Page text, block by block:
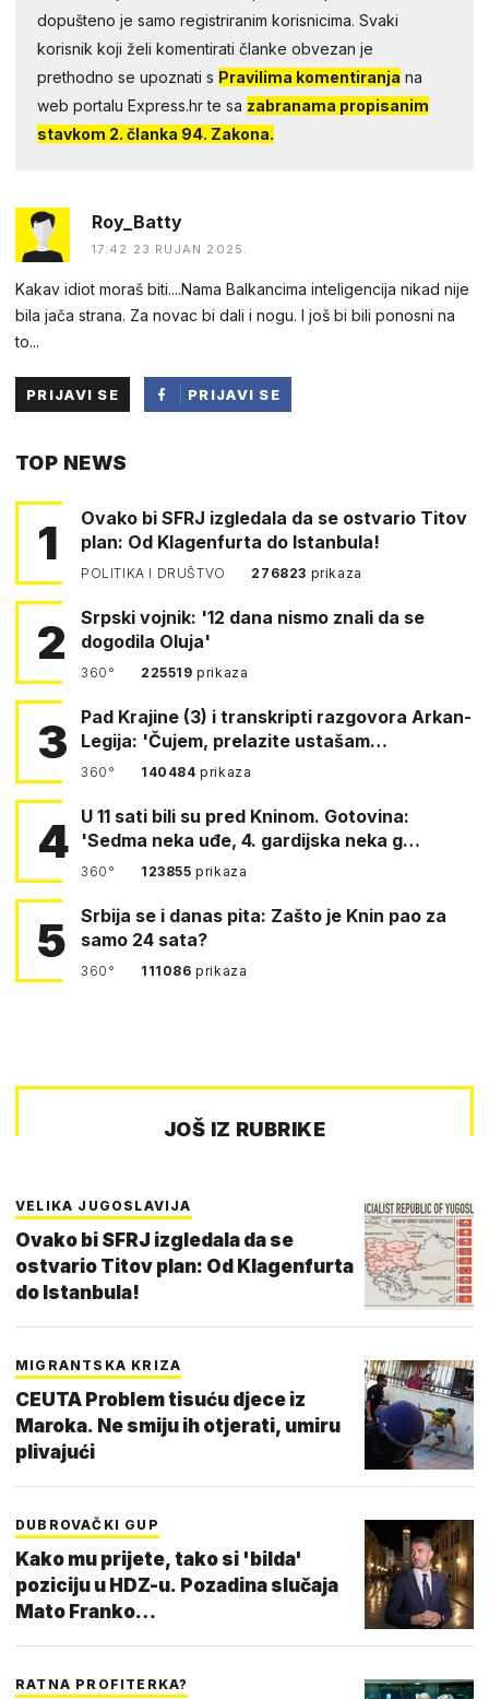
dopušteno je samo registriranim korisnicima. Svaki
korisnik koji želi komentirati članke obvezan je
prethodno se upoznati s Pravilima komentiranja na
web portalu Express.hr te sa zabranama propisanim
stavkom 2. članka 94. Zakona.
Roy_Batty
17:42 23.RUJAN 2025.
Kakav idiot moraš biti....Nama Balkancima inteligencija nikad nije
bila jača strana. Za novac bi dali i nogu. I još bi bili ponosni na
to...
PRIJAVI SE
PRIJAVI SE
TOP NEWS
1
Ovako bi SFRJ izgledala da se ostvario Titov
plan: Od Klagenfurta do Istanbula!
POLITIKA I DRUŠTVO 276823 prikaza
2
Srpski vojnik: '12 dana nismo znali da se
dogodila Oluja'
360° 225519prikaza
3
Pad Krajine (3) i transkripti razgovora Arkan-
Legija: 'Čujem, prelazite ustašam…
360° 140484prikaza
4 U 11 sati bili su pred Kninom. Gotovina:
'Sedma neka uđe, 4. gardijska neka g…
360° 123855prikaza
5
Srbija se i danas pita: Zašto je Knin pao za
samo 24 sata?
360° 111086prikaza
JOŠ IZ RUBRIKE
VELIKA JUGOSLAVIJA
Ovako bi SFRJ izgledala da se
ostvario Titov plan: Od Klagenfurta
do Istanbula!
MIGRANTSKA KRIZA
CEUTA Problem tisuću djece iz
Maroka. Ne smiju ih otjerati, umiru
plivajući
DUBROVAČKI GUP
Kako mu prijete, tako si 'bilda'
poziciju u HDZ-u. Pozadina slučaja
Mato Franko…
RATNA PROFITERKA?